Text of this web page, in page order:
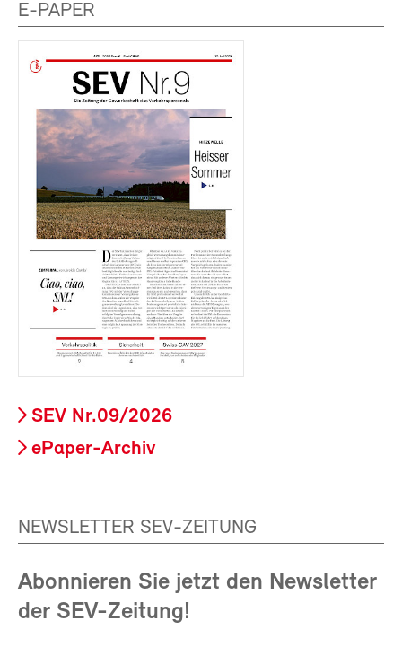
E-PAPER
SEV Nr.09/2026
ePaper-Archiv
NEWSLETTER SEV-ZEITUNG
Abonnieren Sie jetzt den Newsletter
der SEV-Zeitung!